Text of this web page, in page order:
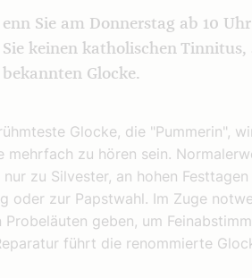
enn Sie am Donnerstag ab 10
Sie keinen katholischen
bekannten Glocke.
Glocke, die "Pummerin",
mehrfach zu hören sein.
zu Silvester, an hohen
oder zur Papstwahl. Im Zuge
Probeläuten geben, um
führt die renommierte